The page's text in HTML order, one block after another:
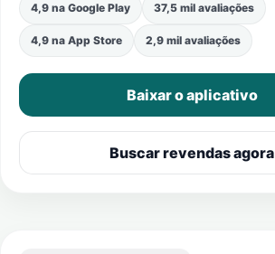
4,9 na Google Play 37,5 mil avaliações
4,9 na App Store 2,9 mil avaliações
Baixar o aplicativo
Buscar revendas agora